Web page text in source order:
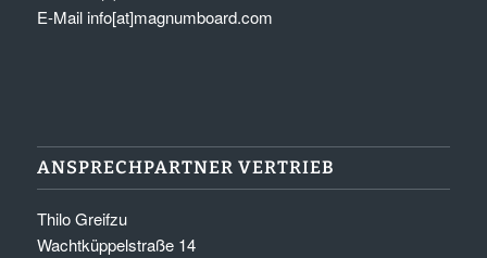
E-Mail info[at]magnumboard.com
ANSPRECHPARTNER VERTRIEB
Thilo Greifzu
Wachtküppelstraße 14